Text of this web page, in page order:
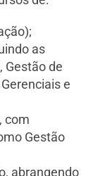
as
Gestão de
e
com
Gestão
abrangendo